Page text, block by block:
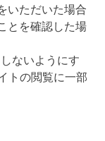
いただいた場合
とを確認した場
ないようにす
トの閲覧に一部